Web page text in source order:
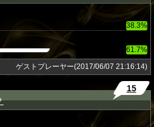
38.3%
61.7%
ゲストプレーヤー(2017/06/07 21:16:14)
15